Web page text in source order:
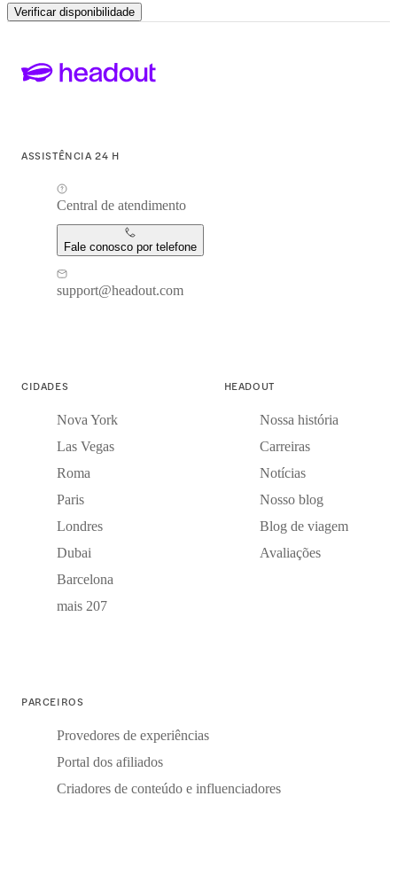
Verificar disponibilidade
ASSISTÊNCIA 24 H
Central de atendimento
Fale conosco por telefone
support@headout.com
CIDADES
Nova York
Las Vegas
Roma
Paris
Londres
Dubai
Barcelona
mais 207
HEADOUT
Nossa história
Carreiras
Notícias
Nosso blog
Blog de viagem
Avaliações
PARCEIROS
Provedores de experiências
Portal dos afiliados
Criadores de conteúdo e influenciadores